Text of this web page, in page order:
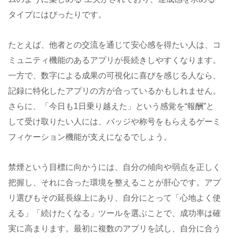
タイプにはぴったりです。
たとえば、他者との交流を通じて安心感を得たい人は、コ
ミュニティ機能のあるアプリが長続きしやすくなります。
一方で、数字による成果の可視化に喜びを感じる人なら、
記録に特化したアプリの方が合っているかもしれません。
さらに、「今日も1日乗り越えた」という感覚を“報酬”と
して受け取りたい人には、バッジや称号をもらえるゲーミ
フィケーション機能が支えになるでしょう。
禁煙という目標に向かうには、自分の傾向や弱点を正しく
把握し、それに合った環境を整えることが肝心です。アプ
リ選びもその延長線上にあり、自分にとって「心地よく使
える」「続けたくなる」ツールを選ぶことで、成功率は確
実に高まります。最初に複数のアプリを試し、自分に合う